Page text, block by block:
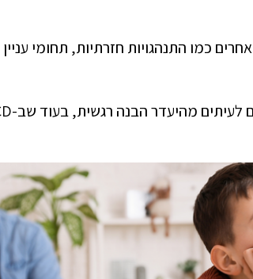
כמו התנהגויות חזרתיות, תחומי